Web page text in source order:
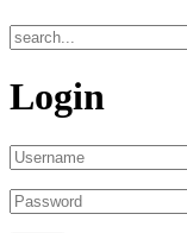
Login